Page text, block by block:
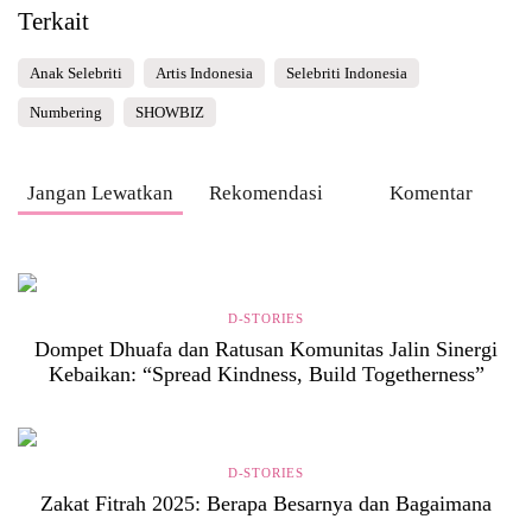
Terkait
Anak Selebriti Artis Indonesia Selebriti Indonesia
Numbering SHOWBIZ
Jangan Lewatkan Rekomendasi Komentar
D-STORIES
Dompet Dhuafa dan Ratusan Komunitas Jalin Sinergi
Kebaikan: “Spread Kindness, Build Togetherness”
D-STORIES
Zakat Fitrah 2025: Berapa Besarnya dan Bagaimana